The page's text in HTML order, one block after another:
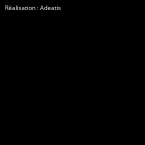
Réalisation : Adeatis